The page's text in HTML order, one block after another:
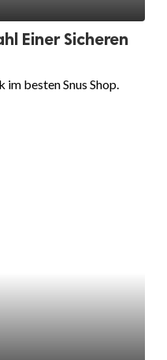
Einer Sicheren
besten Snus Shop.